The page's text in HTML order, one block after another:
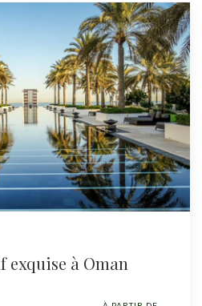
exquise à Oman